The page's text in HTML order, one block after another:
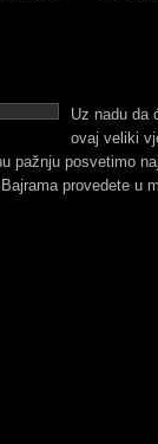
Uz nadu da
ovaj veliki
pažnju posvetimo
provedete u